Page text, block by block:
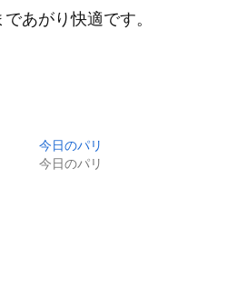
あがり快適です。
今日のパリ
今日のパリ